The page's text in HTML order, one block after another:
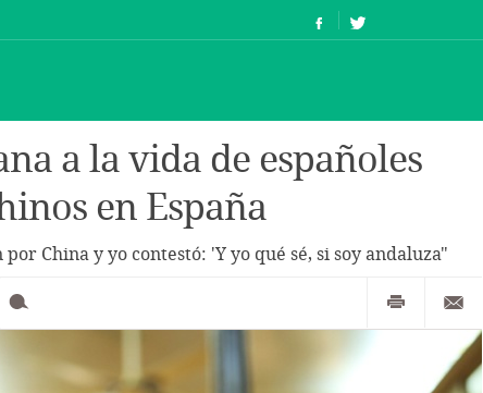
a la vida de españoles
en España
China y yo contestó: 'Y yo qué sé, si soy andaluza"